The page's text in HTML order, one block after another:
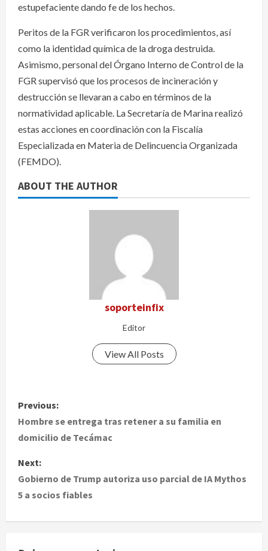
estupefaciente dando fe de los hechos.
Peritos de la FGR verificaron los procedimientos, así
como la identidad química de la droga destruida.
Asimismo, personal del Órgano Interno de Control de la
FGR supervisó que los procesos de incineración y
destrucción se llevaran a cabo en términos de la
normatividad aplicable. La Secretaría de Marina realizó
estas acciones en coordinación con la Fiscalía
Especializada en Materia de Delincuencia Organizada
(FEMDO).
ABOUT THE AUTHOR
soporteinfix
Editor
View All Posts
P
o
t
n
a
Previous:
Hombre se entrega tras retener a su familia en
domicilio de Tecámac
Next:
Gobierno de Trump autoriza uso parcial de IA Mythos
5 a socios fiables